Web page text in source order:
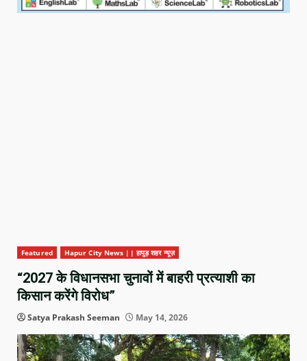
Featured Hapur City News || हापुड़ शहर न्यूज़
“2027 के विधानसभा चुनावों में बाहरी प्रत्याशी का
किसान करेंगे विरोध”
Satya Prakash Seeman May 14, 2026